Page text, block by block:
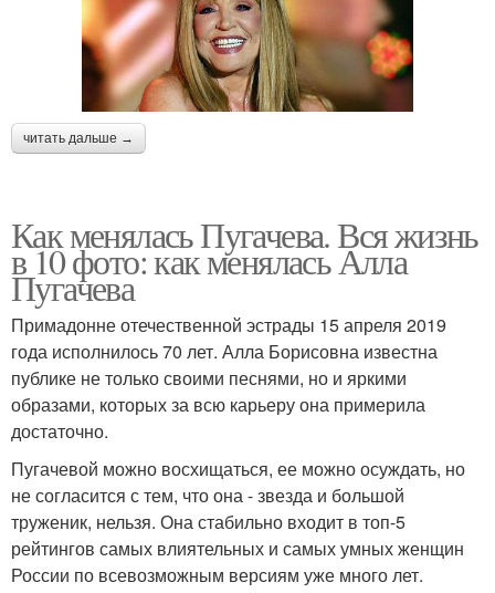
читать дальше →
Как менялась Пугачева. Вся жизнь
в 10 фото: как менялась Алла
Пугачева
Примадонне отечественной эстрады 15 апреля 2019
года исполнилось 70 лет. Алла Борисовна известна
публике не только своими песнями, но и яркими
образами, которых за всю карьеру она примерила
достаточно.
Пугачевой можно восхищаться, ее можно осуждать, но
не согласится с тем, что она - звезда и большой
труженик, нельзя. Она стабильно входит в топ-5
рейтингов самых влиятельных и самых умных женщин
России по всевозможным версиям уже много лет.